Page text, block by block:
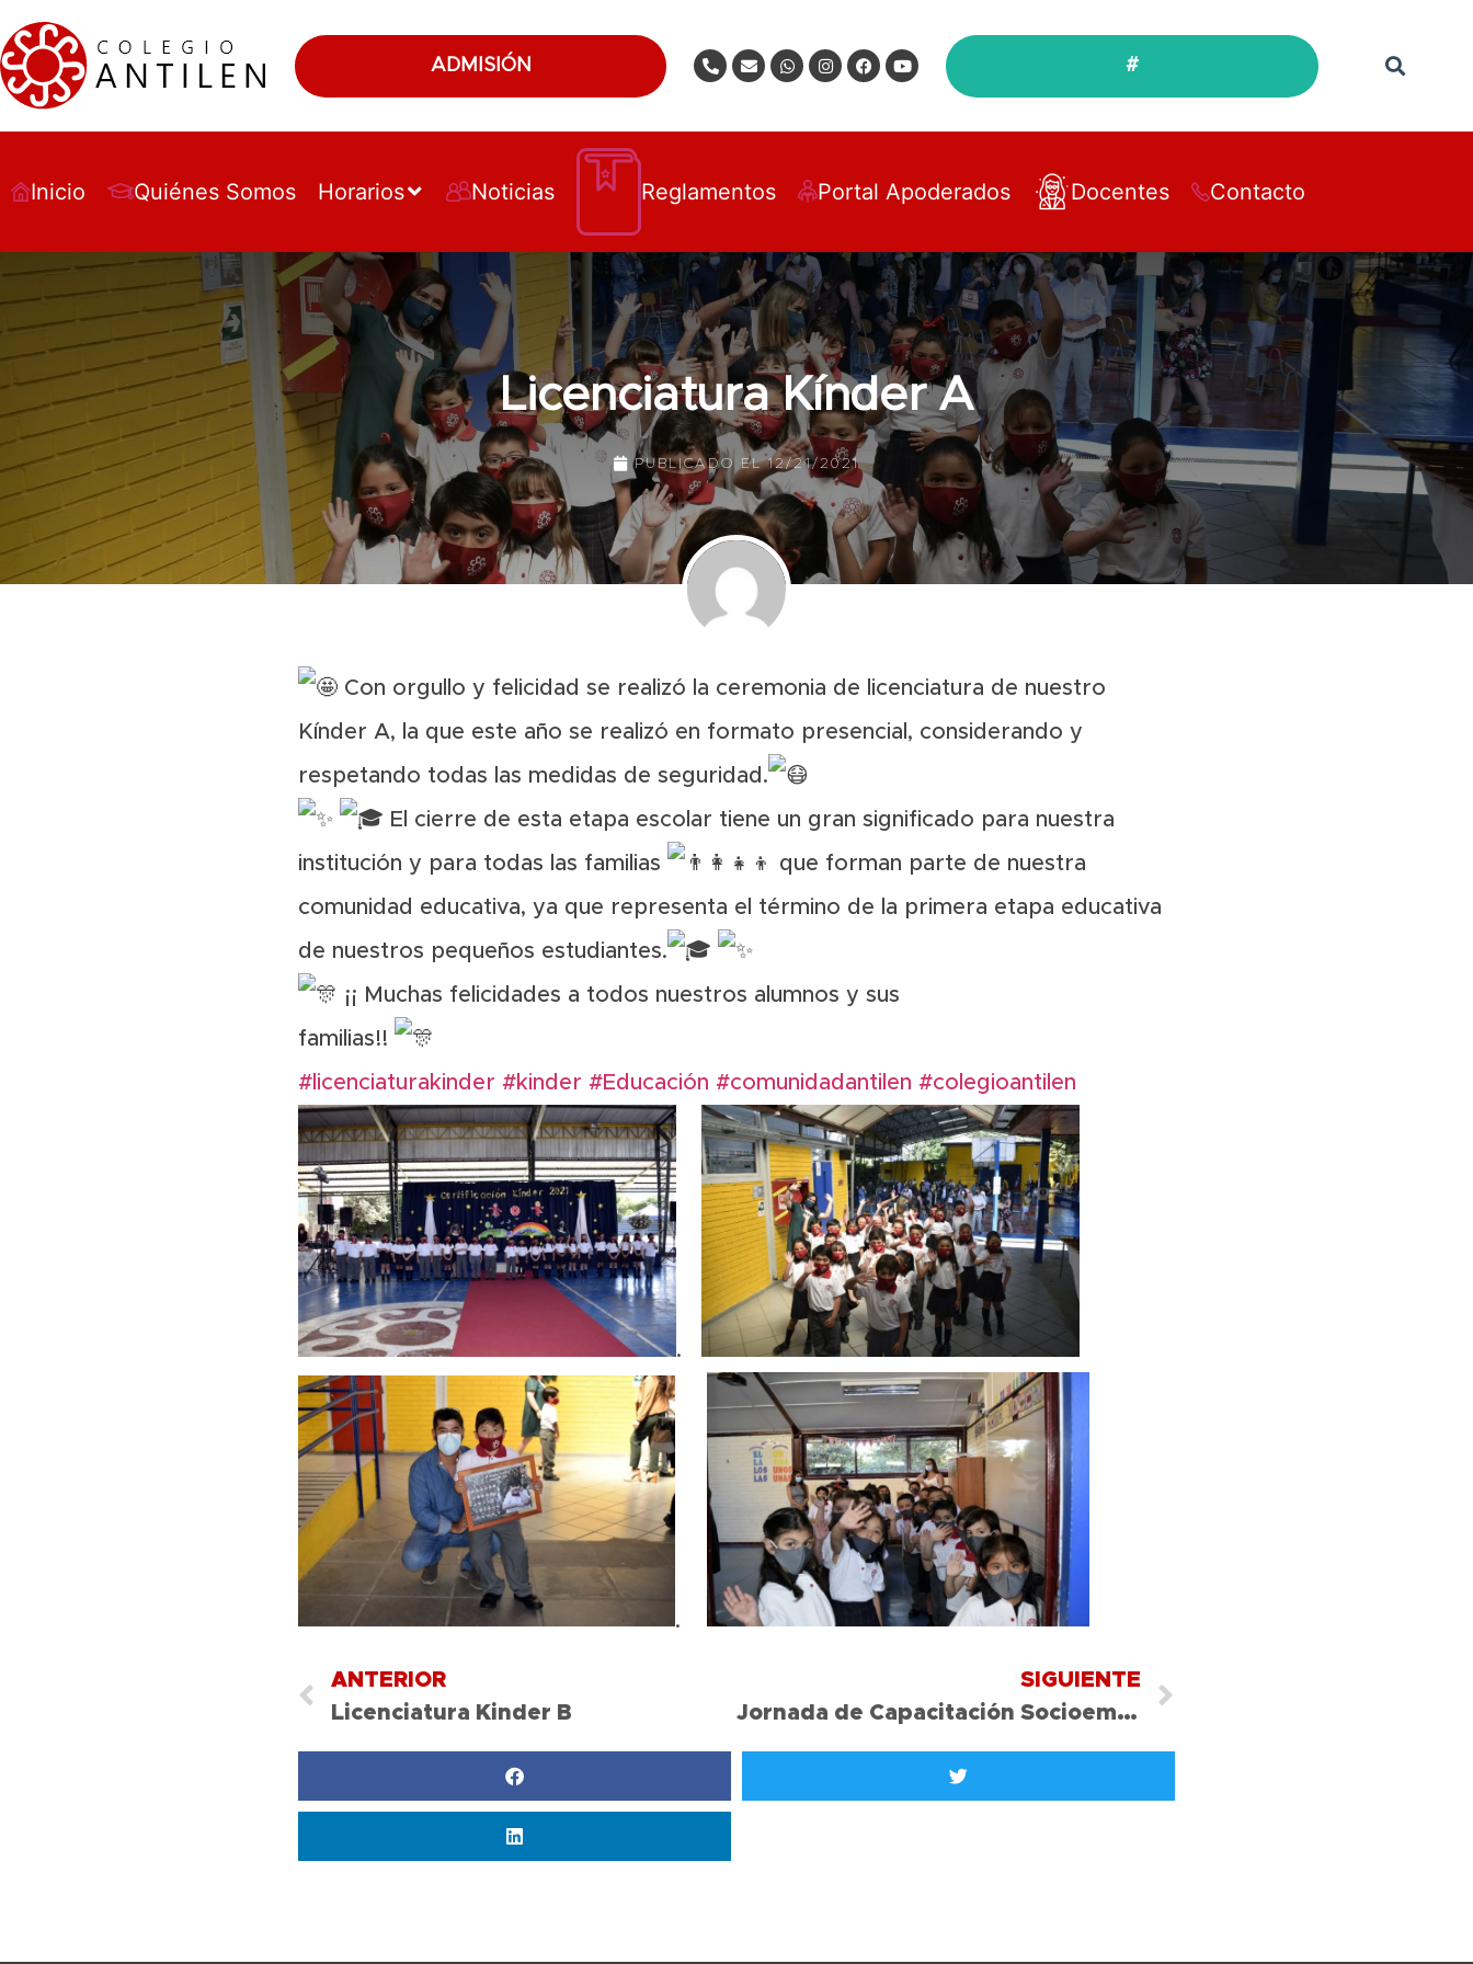
ADMISIÓN #
Inicio Quiénes Somos Horarios Noticias Reglamentos Portal Apoderados Docentes Contacto
Licenciatura Kínder A
PUBLICADO EL12/21/2021
Con orgullo y felicidad se realizó la ceremonia de licenciatura de nuestro
Kínder A, la que este año se realizó en formato presencial, considerando y
respetando todas las medidas de seguridad.
El cierre de esta etapa escolar tiene un gran significado para nuestra
institución y para todas las familias
que forman parte de nuestra
comunidad educativa, ya que representa el término de la primera etapa educativa
de nuestros pequeños estudiantes.
¡¡ Muchas felicidades a todos nuestros alumnos y sus
familias!!
#licenciaturakinder #kinder #Educación #comunidadantilen #colegioantilen
.
.
ANTERIOR
Licenciatura Kinder B
SIGUIENTE
Jornada de Capacitación Socioemocional